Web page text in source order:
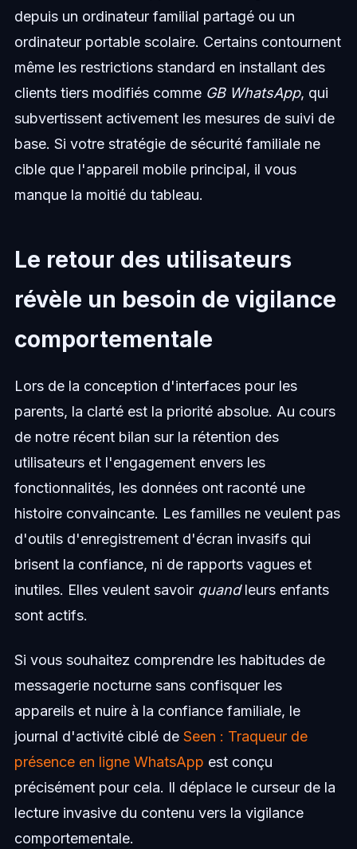
depuis un ordinateur familial partagé ou un
ordinateur portable scolaire. Certains contournent
même les restrictions standard en installant des
clients tiers modifiés comme GB WhatsApp, qui
subvertissent activement les mesures de suivi de
base. Si votre stratégie de sécurité familiale ne
cible que l'appareil mobile principal, il vous
manque la moitié du tableau.
Le retour des utilisateurs
révèle un besoin de vigilance
comportementale
Lors de la conception d'interfaces pour les
parents, la clarté est la priorité absolue. Au cours
de notre récent bilan sur la rétention des
utilisateurs et l'engagement envers les
fonctionnalités, les données ont raconté une
histoire convaincante. Les familles ne veulent pas
d'outils d'enregistrement d'écran invasifs qui
brisent la confiance, ni de rapports vagues et
inutiles. Elles veulent savoir quandleurs enfants
sont actifs.
Si vous souhaitez comprendre les habitudes de
messagerie nocturne sans confisquer les
appareils et nuire à la confiance familiale, le
journal d'activité ciblé de Seen : Traqueur de
présence en ligne WhatsApp est conçu
précisément pour cela. Il déplace le curseur de la
lecture invasive du contenu vers la vigilance
comportementale.